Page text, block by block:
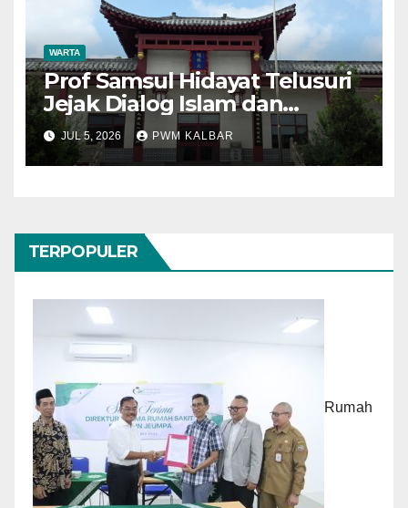
WARTA
Prof Samsul Hidayat Telusuri
Jejak Dialog Islam dan
Konfusianisme di Kota
Konfusius
JUL 5, 2026 PWM KALBAR
TERPOPULER
Rumah